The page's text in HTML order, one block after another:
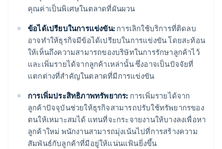
คุณค่าเป็นพิเศษในตลาดที่ผันผวน
ข้อได้เปรียบในการแข่งขัน: การเลิกใช้บริการที่ติดลบ
อาจทําให้ธุรกิจมีข้อได้เปรียบในการแข่งขัน โดยสะท้อน
ให้เห็นถึงความสามารถของบริษัทในการรักษาลูกค้าไว้
และเพิ่มรายได้จากลูกค้าเหล่านั้น ซึ่งอาจเป็นปัจจัยที่
แตกต่างที่สำคัญในตลาดที่มีการแข่งขัน
การเพิ่มประสิทธิภาพทรัพยากร: การเพิ่มรายได้จาก
ลูกค้าปัจจุบันช่วยให้ธุรกิจสามารถปรับใช้ทรัพยากรของ
ตนให้เหมาะสมได้ แทนที่จะกระจายงานให้บางลงเพื่อหา
ลูกค้าใหม่ พนักงานสามารถมุ่งเน้นไปที่การสร้างความ
สัมพันธ์กับลูกค้าที่มีอยู่ให้แน่นแฟ้นยิ่งขึ้น